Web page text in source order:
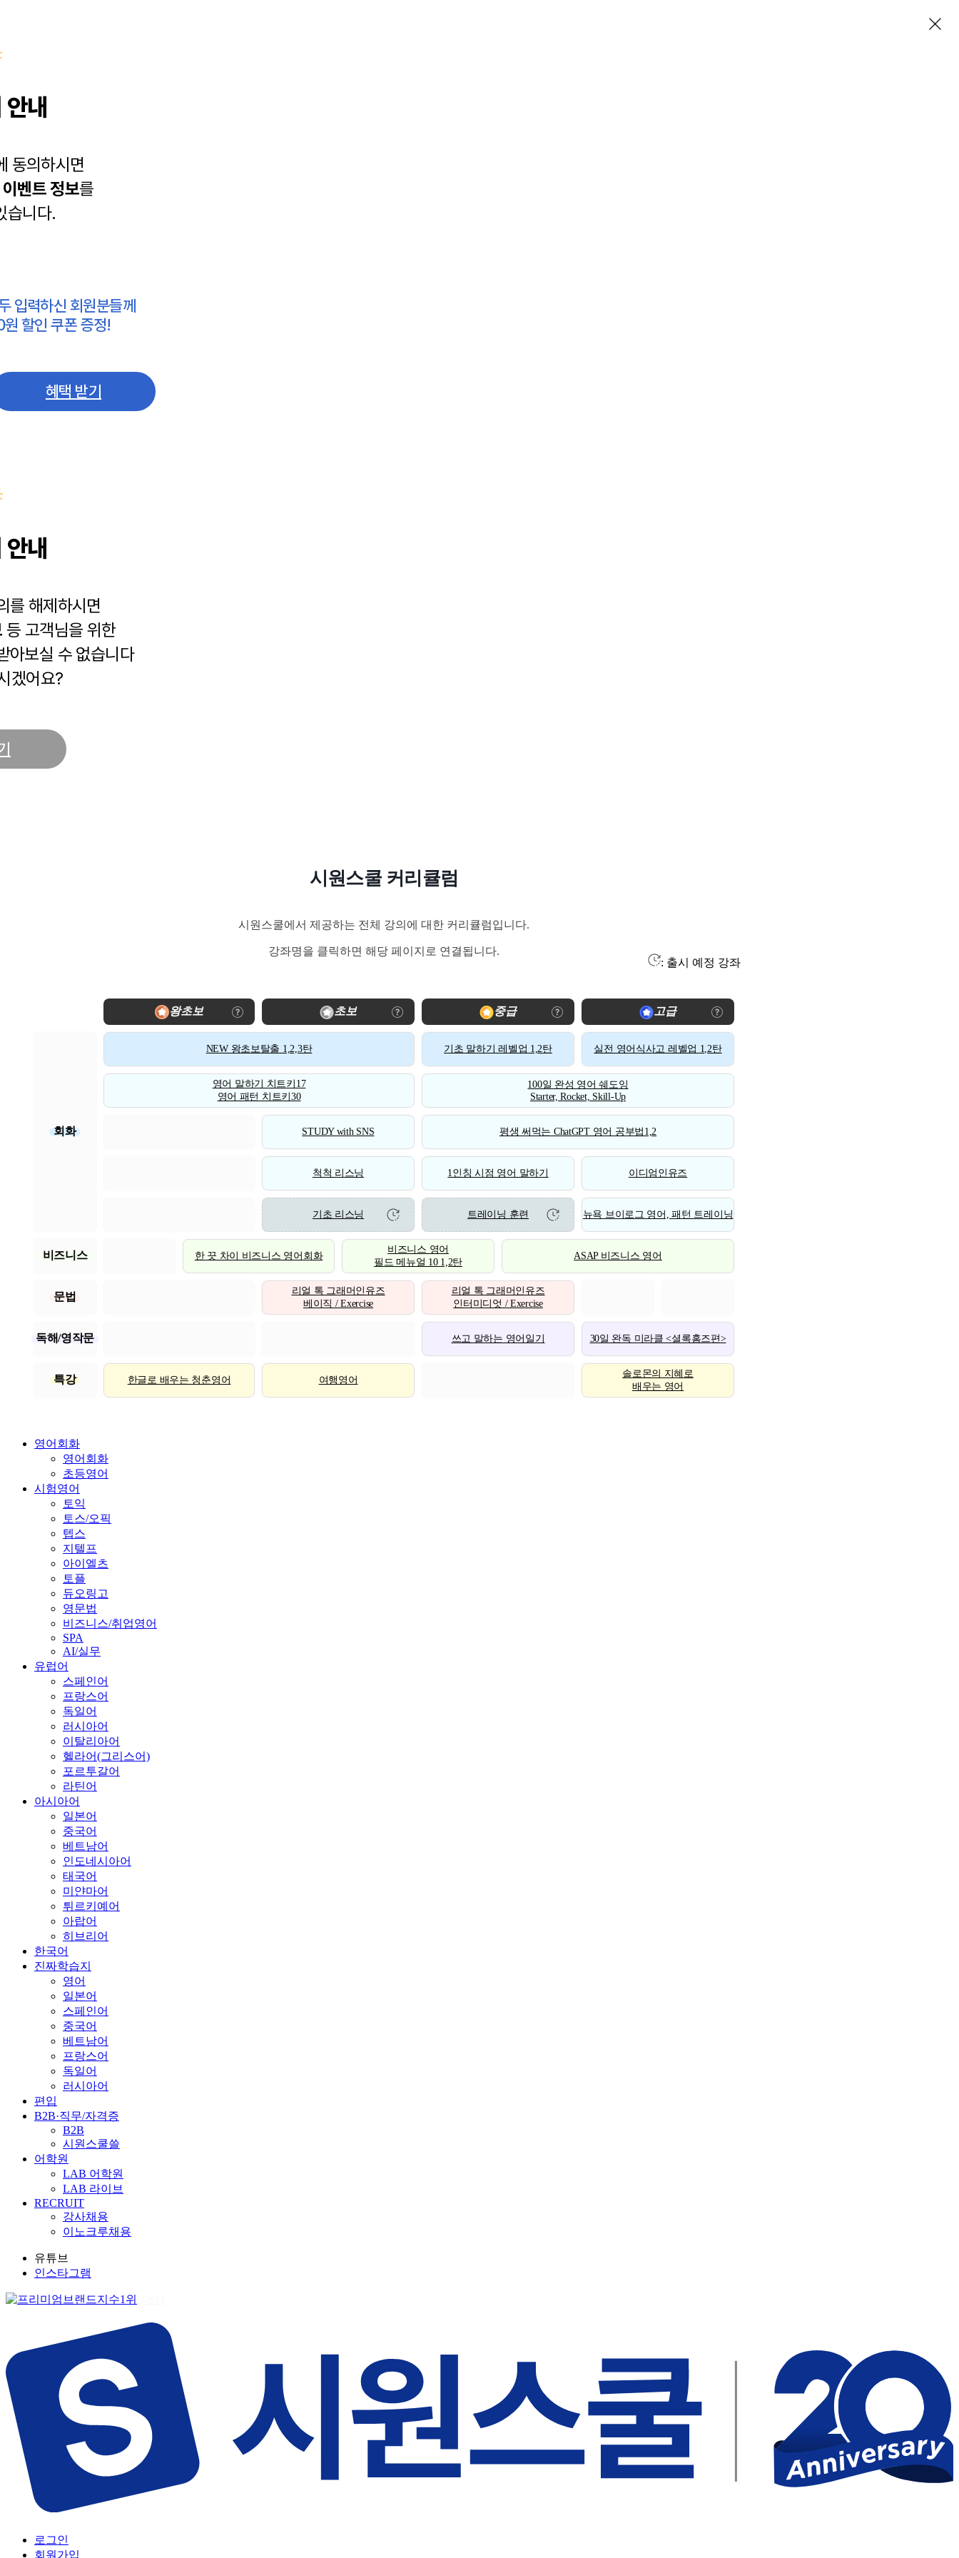
내
동의하시면
이벤트 정보를
습니다.
입력하신 회원분들께
할인 쿠폰 증정!
혜택 받기
내
를 해제하시면
등 고객님을 위한
아보실 수 없습니다
겠어요?
시원스쿨 커리큘럼
시원스쿨에서 제공하는 전체 강의에 대한 커리큘럼입니다.
강좌명을 클릭하면 해당 페이지로 연결됩니다.
: 출시 예정 강좌
왕초보 초보 중급 고급
회화
NEW 왕초보탈출 1,2,3탄 기초 말하기 레벨업 1,2탄 실전 영어식사고 레벨업 1,2탄
영어 말하기 치트키17
영어 패턴 치트키30
100일 완성 영어 쉐도잉
Starter, Rocket, Skill-Up
STUDY with SNS 평생 써먹는 ChatGPT 영어 공부법1,2
척척 리스닝 1인칭 시점 영어 말하기 이디엄인유즈
기초 리스닝 트레이닝 훈련 뉴욕 브이로그 영어, 패턴 트레이닝
비즈니스 한 끗 차이 비즈니스 영어회화
비즈니스 영어
필드 메뉴얼 10 1,2탄
ASAP 비즈니스 영어
문법
리얼 톡 그래머인유즈
베이직 / Exercise
리얼 톡 그래머인유즈
인터미디엇 / Exercise
독해/영작문 쓰고 말하는 영어일기 30일 완독 미라클 <셜록홈즈편>
특강 한글로 배우는 청춘영어 여행영어
솔로몬의 지혜로
배우는 영어
영어회화
영어회화
초등영어
시험영어
토익
토스/오픽
텝스
지텔프
아이엘츠
토플
듀오링고
영문법
비즈니스/취업영어
SPA
AI/실무
유럽어
스페인어
프랑스어
독일어
러시아어
이탈리아어
헬라어(그리스어)
포르투갈어
라틴어
아시아어
일본어
중국어
베트남어
인도네시아어
태국어
미얀마어
튀르키예어
아랍어
히브리어
한국어
진짜학습지
영어
일본어
스페인어
중국어
베트남어
프랑스어
독일어
러시아어
편입
B2B·직무/자격증
B2B
시원스쿨쓸
어학원
LAB 어학원
LAB 라이브
RECRUIT
강사채용
이노크루채용
유튜브
인스타그램
로그인
회원가입